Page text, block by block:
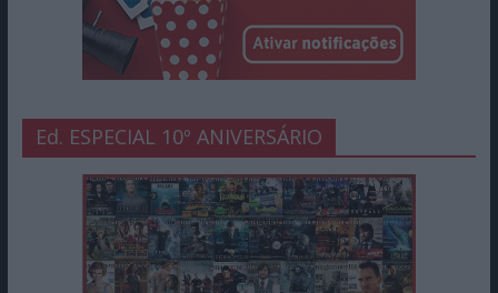
Ed. ESPECIAL 10º ANIVERSÁRIO